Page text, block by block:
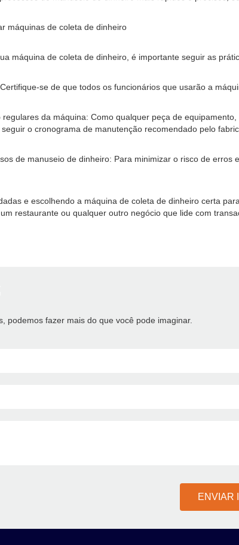
máquinas de coleta de dinheiro
máquina de coleta de dinheiro, é importante seguir as
se de que todos os funcionários que usarão a
da máquina: Como qualquer peça de
o cronograma de manutenção recomendado pelo
de manuseio de dinheiro: Para minimizar o risco de
e escolhendo a máquina de coleta de dinheiro certa
restaurante ou qualquer outro negócio que lide com
podemos fazer mais do que você pode imaginar.
ENVIAR